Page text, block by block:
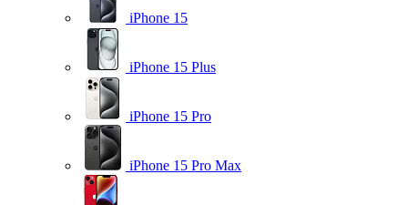
iPhone 15
iPhone 15 Plus
iPhone 15 Pro
iPhone 15 Pro Max